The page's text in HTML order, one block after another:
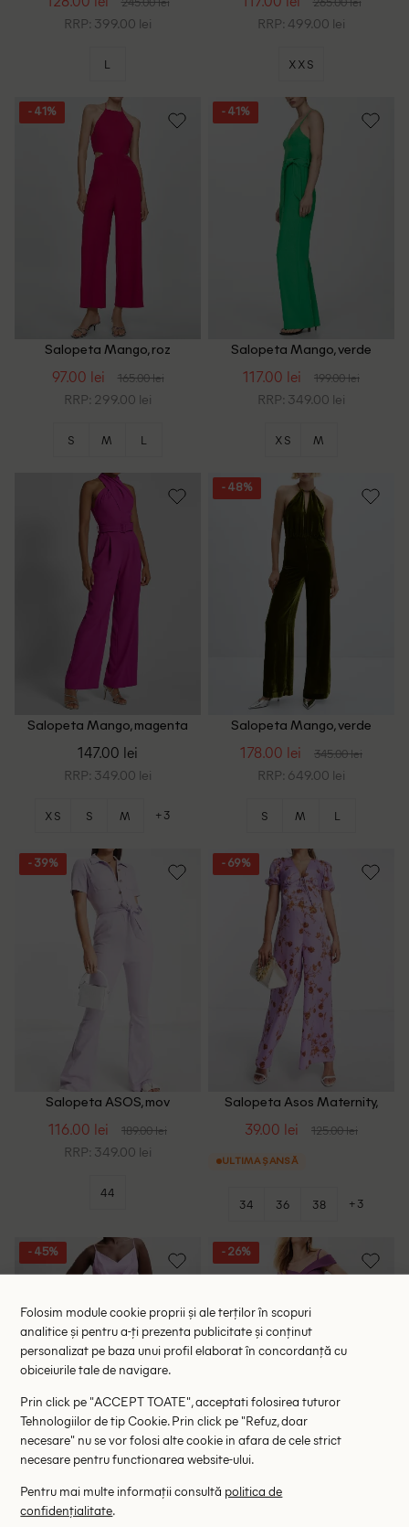
RRP: 399.00 lei
L
RRP: 499.00 lei
XXS
- 41%
Salopeta Mango, roz
97.00 lei 165.00 lei
RRP: 299.00 lei
S M L
- 41%
Salopeta Mango, verde
117.00 lei 199.00 lei
RRP: 349.00 lei
XS M
Salopeta Mango, magenta
147.00 lei
RRP: 349.00 lei
XS S M +3
- 48%
Salopeta Mango, verde
178.00 lei 345.00 lei
RRP: 649.00 lei
S M L
- 39%
Salopeta ASOS, mov
116.00 lei 189.00 lei
RRP: 349.00 lei
44
- 69%
Salopeta Asos Maternity,
39.00 lei 125.00 lei
ULTIMA ȘANSĂ
34 36 38 +3
- 45%
Salopeta Mango Violeta, mov
97.00 lei
- 26%
Salopeta Mohito, mov
Folosim module cookie proprii și ale terților în scopuri
analitice și pentru a-ți prezenta publicitate și conținut
personalizat pe baza unui profil elaborat în concordanță cu
obiceiurile tale de navigare.
Prin click pe "ACCEPT TOATE", acceptati folosirea tuturor
Tehnologiilor de tip Cookie. Prin click pe "Refuz, doar
necesare" nu se vor folosi alte cookie in afara de cele strict
necesare pentru functionarea website-ului.
Pentru mai multe informații consultă politica de
confidențialitate.